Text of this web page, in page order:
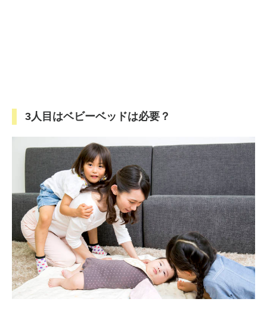
3人目はベビーベッドは必要？